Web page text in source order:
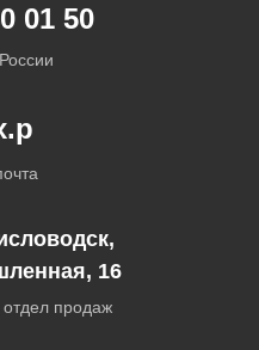
01 50
16
отдел продаж